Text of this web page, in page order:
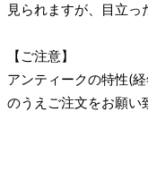
見られますが、目立っ
【ご注意】
アンティークの特性(
のうえご注文をお願い